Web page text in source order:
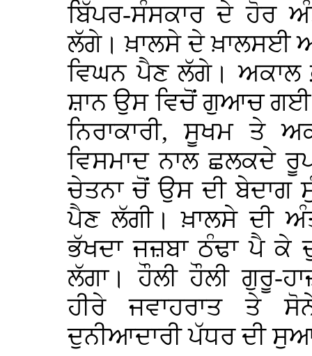
ਬਿੱਪਰ-ਸੰਸਕਾਰ ਦੇ ਹੋਰ
ਲੱਗੇ। ਖ਼ਾਲਸੇ ਦੇ ਖ਼ਾਲਸਈ
ਵਿਘਨ ਪੈਣ ਲੱਗੇ। ਅਕਾਲ
ਸ਼ਾਨ ਉਸ ਵਿਚੋਂ ਗੁਆਚ
ਨਿਰਾਕਾਰੀ, ਸੂਖਮ ਤੇ
ਵਿਸਮਾਦ ਨਾਲ ਛਲਕਦੇ
ਚੇਤਨਾ ਚੋਂ ਉਸ ਦੀ ਬੇਦਾਗ
ਪੈਣ ਲੱਗੀ। ਖ਼ਾਲਸੇ ਦੀ
ਭੱਖਦਾ ਜਜ਼ਬਾ ਠੰਢਾ ਪੈ ਕੇ
ਲੱਗਾ। ਹੌਲੀ ਹੌਲੀ ਗੁਰੂ-
ਹੀਰੇ ਜਵਾਹਰਾਤ ਤੇ
ਦੁਨੀਆਦਾਰੀ ਪੱਧਰ ਦੀ